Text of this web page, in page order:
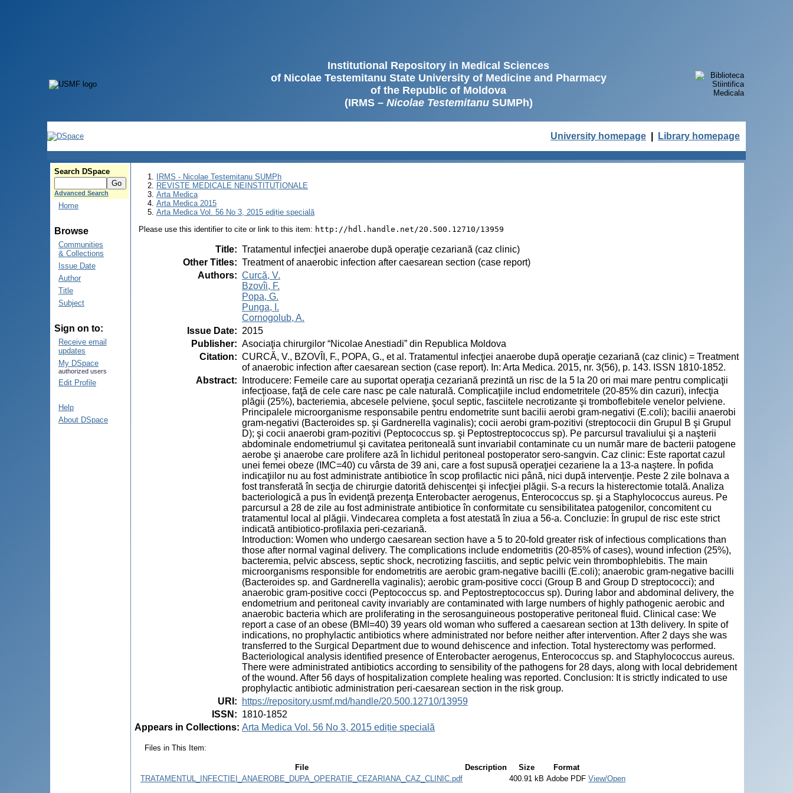
Institutional Repository in Medical Sciences
of Nicolae Testemitanu State University of Medicine and Pharmacy
of the Republic of Moldova
(IRMS – Nicolae TestemitanuSUMPh)
University homepage Library homepage
Search DSpace
Advanced Search
Home
Browse
Communities
& Collections
Issue Date
Author
Title
Subject
Sign on to:
Receive email
updates
My DSpace
authorized users
Edit Profile
Help
About DSpace
IRMS - Nicolae Testemitanu SUMPh
REVISTE MEDICALE NEINSTITUȚIONALE
Arta Medica
Arta Medica 2015
Arta Medica Vol. 56 No 3, 2015 ediție specială
Please use this identifier to cite or link to this item: http://hdl.handle.net/20.500.12710/13959
Title: Tratamentul infecţiei anaerobe după operaţie cezariană (caz clinic)
Other Titles: Treatment of anaerobic infection after caesarean section (case report)
Authors: Curcă, V.
Bzovîi, F.
Popa, G.
Punga, I.
Cornogolub, A.
Issue Date: 2015
Publisher: Asociaţia chirurgilor “Nicolae Anestiadi” din Republica Moldova
Citation: CURCĂ, V., BZOVÎI, F., POPA, G., et al. Tratamentul infecţiei anaerobe după operaţie cezariană (caz clinic) = Treatment
of anaerobic infection after caesarean section (case report). In: Arta Medica. 2015, nr. 3(56), p. 143. ISSN 1810-1852.
Abstract:
Introducere: Femeile care au suportat operaţia cezariană prezintă un risc de la 5 la 20 ori mai mare pentru complicaţii
infecţioase, faţă de cele care nasc pe cale naturală. Complicaţiile includ endometritele (20-85% din cazuri), infecţia
plăgii (25%), bacteriemia, abcesele pelviene, şocul septic, fasciitele necrotizante şi tromboflebitele venelor pelviene.
Principalele microorganisme responsabile pentru endometrite sunt bacilii aerobi gram-negativi (E.coli); bacilii anaerobi
gram-negativi (Bacteroides sp. şi Gardnerella vaginalis); cocii aerobi gram-pozitivi (streptococii din Grupul B şi Grupul
D); şi cocii anaerobi gram-pozitivi (Peptococcus sp. şi Peptostreptococcus sp). Pe parcursul travaliului şi a naşterii
abdominale endometriumul şi cavitatea peritoneală sunt invariabil contaminate cu un număr mare de bacterii patogene
aerobe şi anaerobe care prolifere ază în lichidul peritoneal postoperator sero-sangvin. Caz clinic: Este raportat cazul
unei femei obeze (IMC=40) cu vârsta de 39 ani, care a fost supusă operaţiei cezariene la a 13-a naştere. În pofida
indicaţiilor nu au fost administrate antibiotice în scop profilactic nici până, nici după intervenţie. Peste 2 zile bolnava a
fost transferată în secţia de chirurgie datorită dehiscenţei şi infecţiei plăgii. S-a recurs la histerectomie totală. Analiza
bacteriologică a pus în evidenţă prezenţa Enterobacter aerogenus, Enterococcus sp. şi a Staphylococcus aureus. Pe
parcursul a 28 de zile au fost administrate antibiotice în conformitate cu sensibilitatea patogenilor, concomitent cu
tratamentul local al plăgii. Vindecarea completa a fost atestată în ziua a 56-a. Concluzie: În grupul de risc este strict
indicată antibiotico-profilaxia peri-cezariană.
Introduction: Women who undergo caesarean section have a 5 to 20-fold greater risk of infectious complications than
those after normal vaginal delivery. The complications include endometritis (20-85% of cases), wound infection (25%),
bacteremia, pelvic abscess, septic shock, necrotizing fasciitis, and septic pelvic vein thrombophlebitis. The main
microorganisms responsible for endometritis are aerobic gram-negative bacilli (E.coli); anaerobic gram-negative bacilli
(Bacteroides sp. and Gardnerella vaginalis); aerobic gram-positive cocci (Group B and Group D streptococci); and
anaerobic gram-positive cocci (Peptococcus sp. and Peptostreptococcus sp). During labor and abdominal delivery, the
endometrium and peritoneal cavity invariably are contaminated with large numbers of highly pathogenic aerobic and
anaerobic bacteria which are proliferating in the serosanguineous postoperative peritoneal fluid. Clinical case: We
report a case of an obese (BMI=40) 39 years old woman who suffered a caesarean section at 13th delivery. In spite of
indications, no prophylactic antibiotics where administrated nor before neither after intervention. After 2 days she was
transferred to the Surgical Department due to wound dehiscence and infection. Total hysterectomy was performed.
Bacteriological analysis identified presence of Enterobacter aerogenus, Enterococcus sp. and Staphylococcus aureus.
There were administrated antibiotics according to sensibility of the pathogens for 28 days, along with local debridement
of the wound. After 56 days of hospitalization complete healing was reported. Conclusion: It is strictly indicated to use
prophylactic antibiotic administration peri-caesarean section in the risk group.
URI :
https://repository.usmf.md/handle/20.500.12710/13959
ISSN : 1810-1852
Appears in Collections: Arta Medica Vol. 56 No 3, 2015 ediție specială
Files in This Item:
File Description Size
Format
TRATAMENTUL_INFECTIEI_ANAEROBE_DUPA_OPERATIE_CEZARIANA_CAZ_CLINIC.pdf
400.91 kB Adobe PDF View/Open